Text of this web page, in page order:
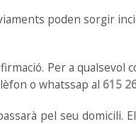
poden sorgir
Per a qualsevol
o whatssap al 615
pel seu